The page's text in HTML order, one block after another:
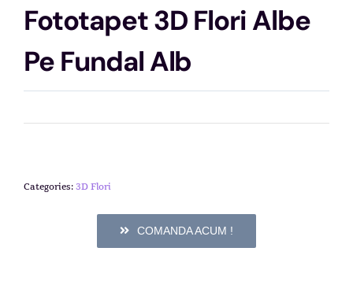
Fototapet 3D Flori Albe
Pe Fundal Alb
Categories:3D Flori
COMANDA ACUM !